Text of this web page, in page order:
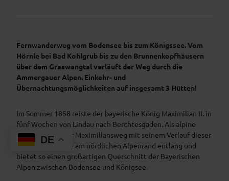
Fernwanderweg vom Bodensee bis zum Königssee. Vom
Hörnle bei Bad Kohlgrub bis zu den Brunnenkopfhäusern
über dem Graswangtal verläuft der Weg durch die
Ammergauer Alpen. Einkehr- und
Übernachtungsmöglichkeiten auf insgesamt 3 Hütten!
Im Sommer 1858 reiste der bayerische König Maximilian II. in
fünf Wochen von Lindau nach Berchtesgaden. Als alpine
Variante folgt der Maximiliansweg mit seinem Verlauf dieser
königlichen Reise am nördlichen Alpenrand entlang und
bietet so einen großartigen Querschnitt der Bayerischen
Alpen zwischen Bodensee und Königsee.
DE